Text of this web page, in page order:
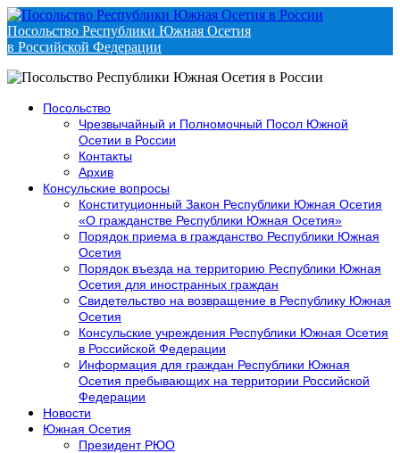
Посольство Республики Южная Осетия
в Российской Федерации
Посольство
Чрезвычайный и Полномочный Посол Южной
Осетии в России
Контакты
Архив
Консульские вопросы
Конституционный Закон Республики Южная Осетия
«О гражданстве Республики Южная Осетия»
Порядок приема в гражданство Республики Южная
Осетия
Порядок въезда на территорию Республики Южная
Осетия для иностранных граждан
Свидетельство на возвращение в Республику Южная
Осетия
Консульские учреждения Республики Южная Осетия
в Российской Федерации
Информация для граждан Республики Южная
Осетия пребывающих на территории Российской
Федерации
Новости
Южная Осетия
Президент РЮО